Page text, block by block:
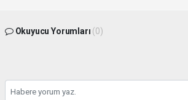
Okuyucu Yorumları (0)